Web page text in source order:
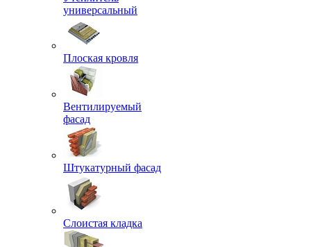
универсальный
Плоская кровля
Вентилируемый
фасад
Штукатурный фасад
Слоистая кладка